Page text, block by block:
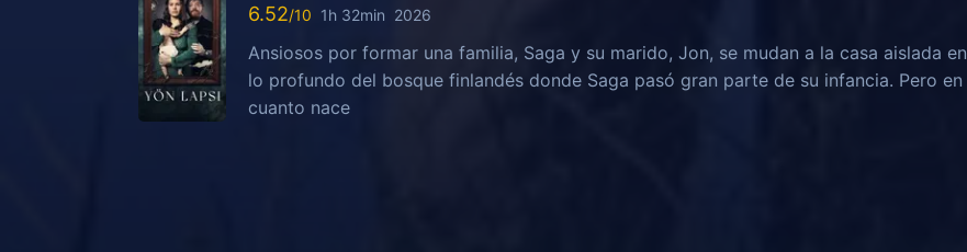
6.52 1h 32min 2026
Ansiosos por formar una familia, Saga y su marido, Jon, se mudan a la casa aislada en
lo profundo del bosque finlandés donde Saga pasó gran parte de su infancia. Pero en
cuanto nace